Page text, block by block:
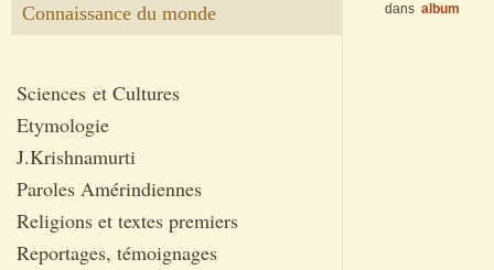
Connaissance du monde
Sciences et Cultures
Etymologie
J.Krishnamurti
Paroles Amérindiennes
Religions et textes premiers
Reportages, témoignages
dans album